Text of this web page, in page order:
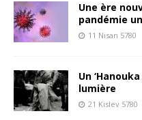
Une ère
pandémie
11 Nisan 5780
Un
lumière
21 Kislev 5780